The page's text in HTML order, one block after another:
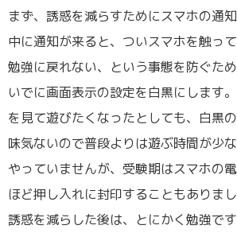
まず、誘惑を減らすためにスマホの通
中に通知が来ると、ついスマホを触っ
勉強に戻れない、という事態を防ぐた
いでに画面表示の設定を白黒にします
を見て遊びたくなったとしても、白黒
味気ないので普段よりは遊ぶ時間が少
やっていませんが、受験期はスマホの
ほど押し入れに封印することもありまし
誘惑を減らした後は、とにかく勉強で